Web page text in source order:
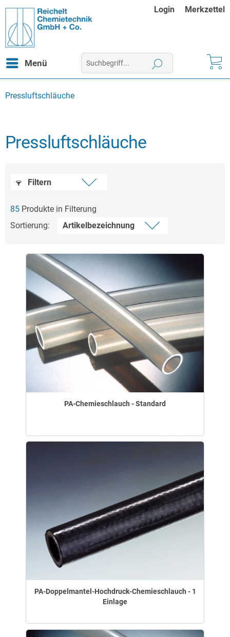
Login Merkzettel
Menü
Pressluftschläuche
Pressluftschläuche
Filtern
85 Produkte in Filterung
Sortierung:
PA-Chemieschlauch - Standard
PA-Doppelmantel-Hochdruck-Chemieschlauch - 1
Einlage